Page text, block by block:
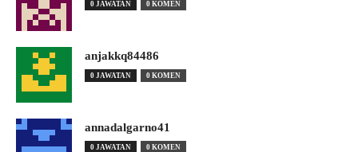
0 JAWATAN 0 KOMEN
anjakkq84486
0 JAWATAN 0 KOMEN
annadalgarno41
0 JAWATAN 0 KOMEN